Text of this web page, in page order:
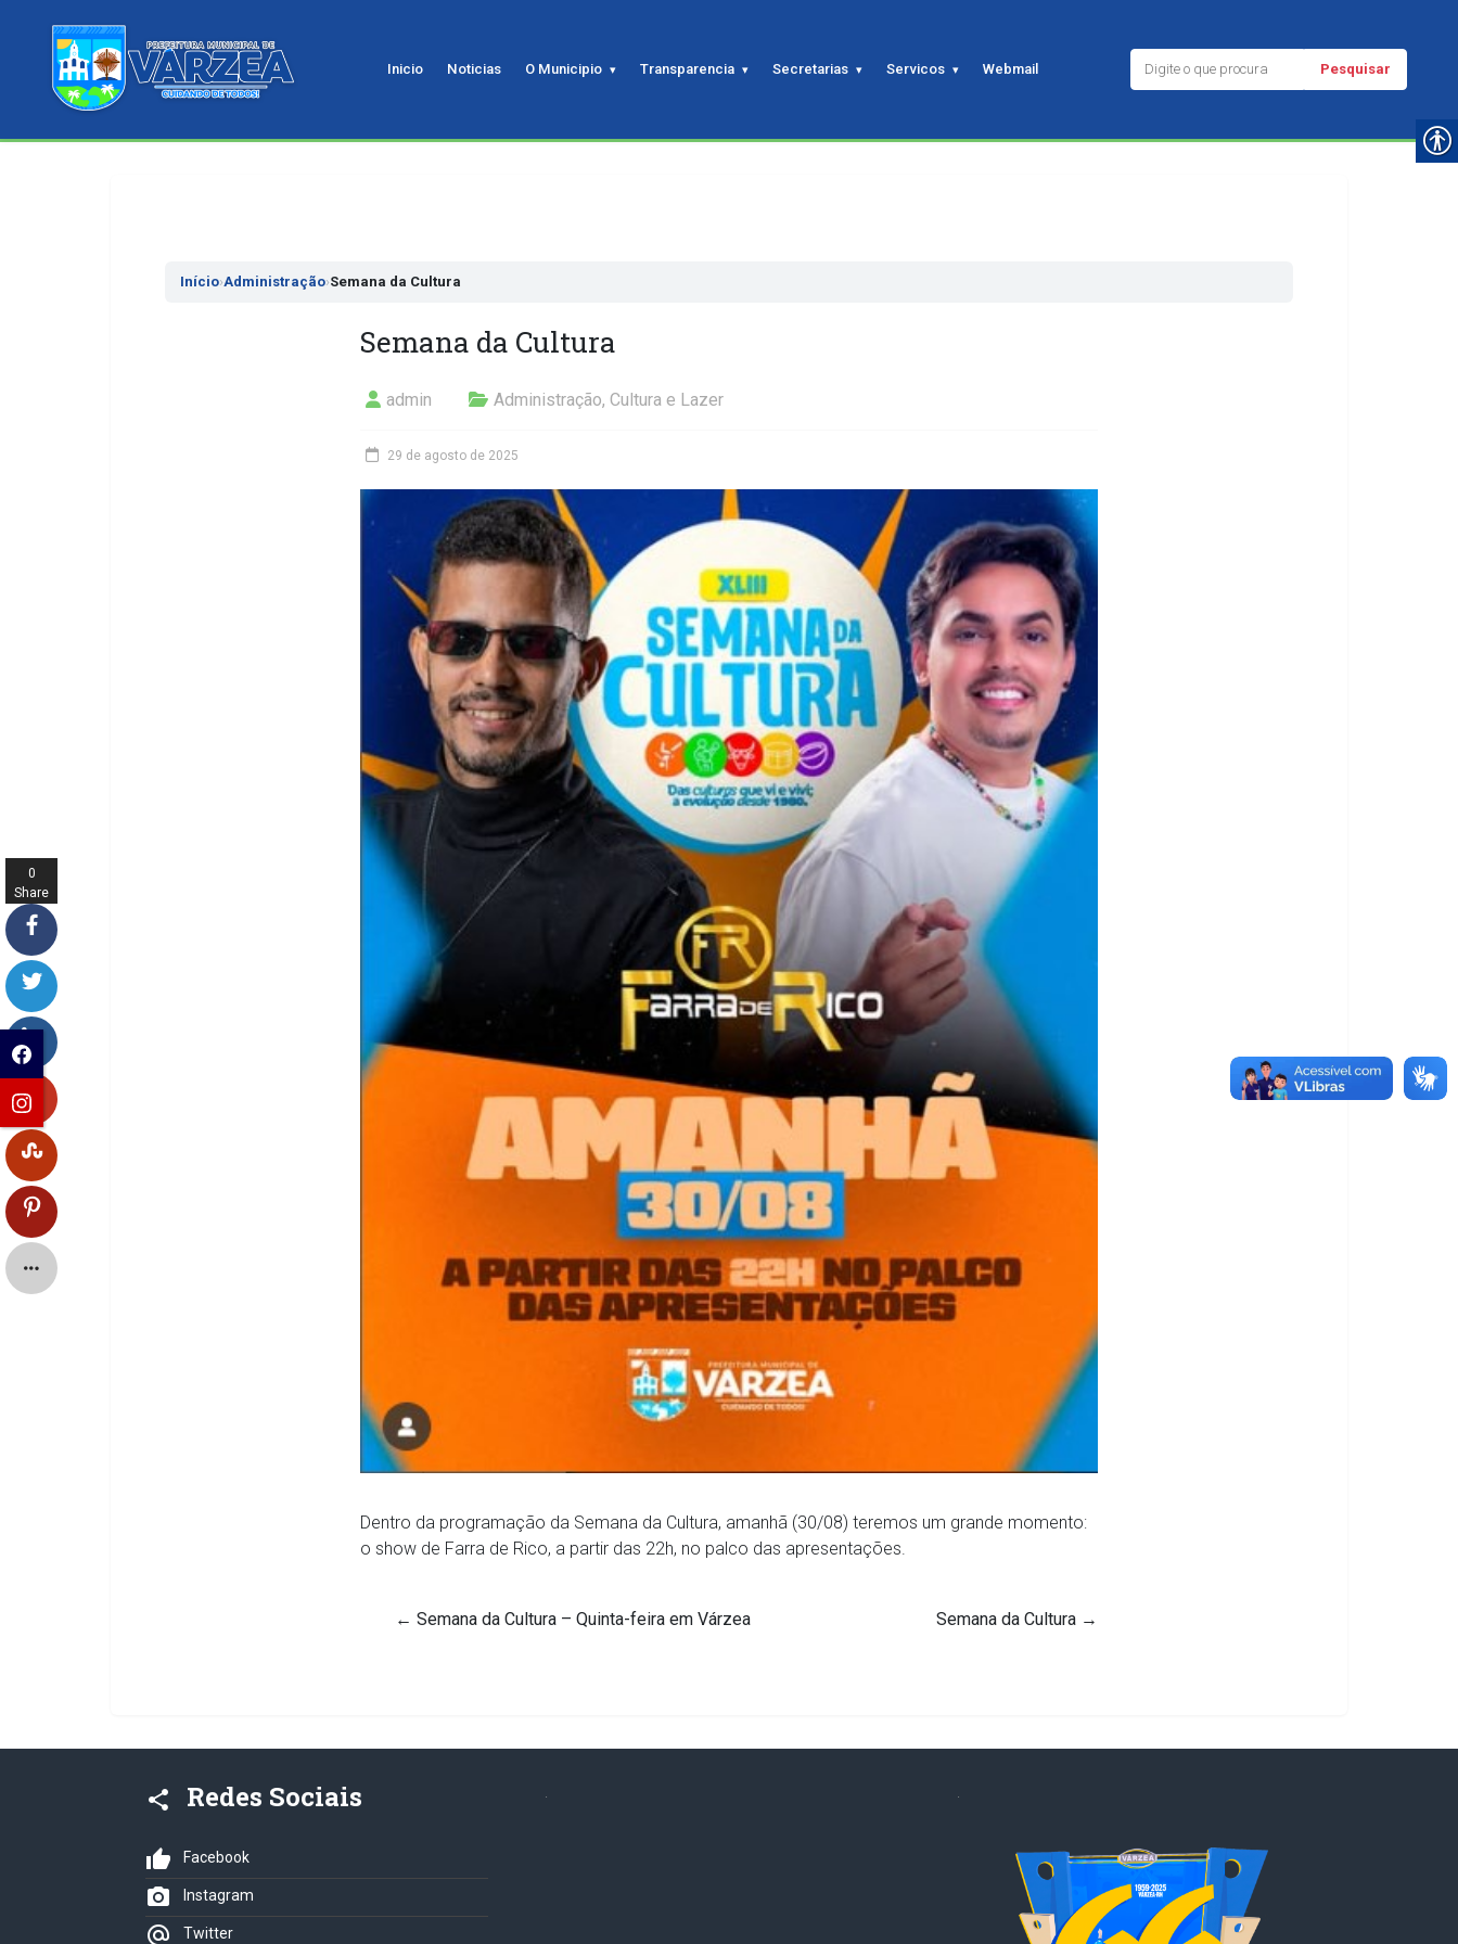
Inicio Noticias O Municipio Transparencia Secretarias Servicos Webmail Pesquisar
Início›Administração›Semana da Cultura
Semana da Cultura
admin Administração, Cultura e Lazer
29 de agosto de 2025
Dentro da programação da Semana da Cultura, amanhã (30/08) teremos um grande momento:
o show de Farra de Rico, a partir das 22h, no palco das apresentações.
← Semana da Cultura – Quinta-feira em Várzea Semana da Cultura →
share Redes Sociais
thumb_up Facebook
photo_camera Instagram
alternate_email Twitter
0
Share
s